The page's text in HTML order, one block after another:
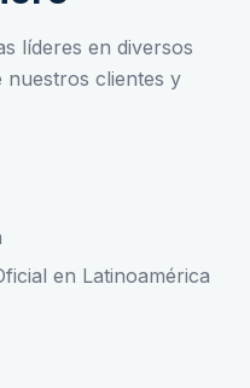
líderes en diversos
nuestros clientes y
en Latinoamérica